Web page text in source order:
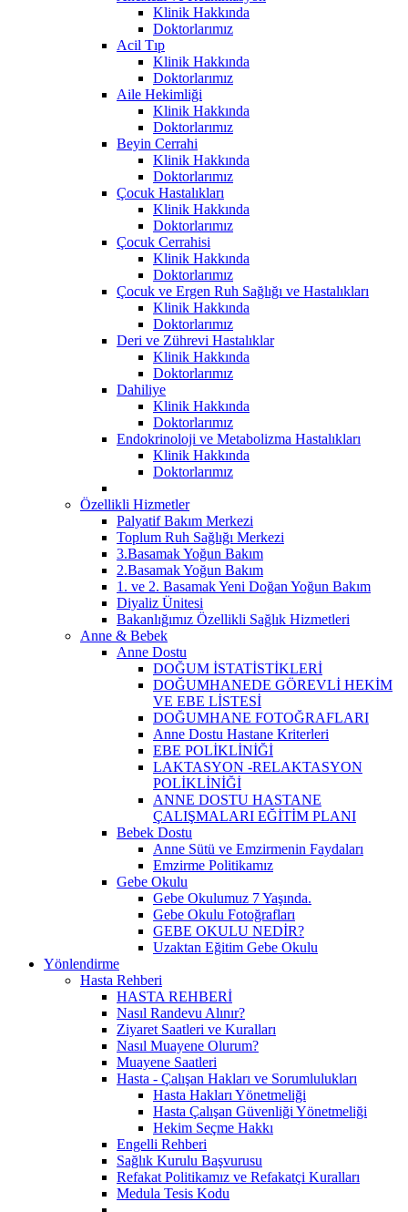
Klinik Hakkında
Doktorlarımız
Acil Tıp
Klinik Hakkında
Doktorlarımız
Aile Hekimliği
Klinik Hakkında
Doktorlarımız
Beyin Cerrahi
Klinik Hakkında
Doktorlarımız
Çocuk Hastalıkları
Klinik Hakkında
Doktorlarımız
Çocuk Cerrahisi
Klinik Hakkında
Doktorlarımız
Çocuk ve Ergen Ruh Sağlığı ve Hastalıkları
Klinik Hakkında
Doktorlarımız
Deri ve Zührevi Hastalıklar
Klinik Hakkında
Doktorlarımız
Dahiliye
Klinik Hakkında
Doktorlarımız
Endokrinoloji ve Metabolizma Hastalıkları
Klinik Hakkında
Doktorlarımız
Özellikli Hizmetler
Palyatif Bakım Merkezi
Toplum Ruh Sağlığı Merkezi
3.Basamak Yoğun Bakım
2.Basamak Yoğun Bakım
1. ve 2. Basamak Yeni Doğan Yoğun Bakım
Diyaliz Ünitesi
Bakanlığımız Özellikli Sağlık Hizmetleri
Anne & Bebek
Anne Dostu
DOĞUM İSTATİSTİKLERİ
DOĞUMHANEDE GÖREVLİ HEKİM
VE EBE LİSTESİ
DOĞUMHANE FOTOĞRAFLARI
Anne Dostu Hastane Kriterleri
EBE POLİKLİNİĞİ
LAKTASYON -RELAKTASYON
POLİKLİNİĞİ
ANNE DOSTU HASTANE
ÇALIŞMALARI EĞİTİM PLANI
Bebek Dostu
Anne Sütü ve Emzirmenin Faydaları
Emzirme Politikamız
Gebe Okulu
Gebe Okulumuz 7 Yaşında.
Gebe Okulu Fotoğrafları
GEBE OKULU NEDİR?
Uzaktan Eğitim Gebe Okulu
Yönlendirme
Hasta Rehberi
HASTA REHBERİ
Nasıl Randevu Alınır?
Ziyaret Saatleri ve Kuralları
Nasıl Muayene Olurum?
Muayene Saatleri
Hasta - Çalışan Hakları ve Sorumlulukları
Hasta Hakları Yönetmeliği
Hasta Çalışan Güvenliği Yönetmeliği
Hekim Seçme Hakkı
Engelli Rehberi
Sağlık Kurulu Başvurusu
Refakat Politikamız ve Refakatçi Kuralları
Medula Tesis Kodu